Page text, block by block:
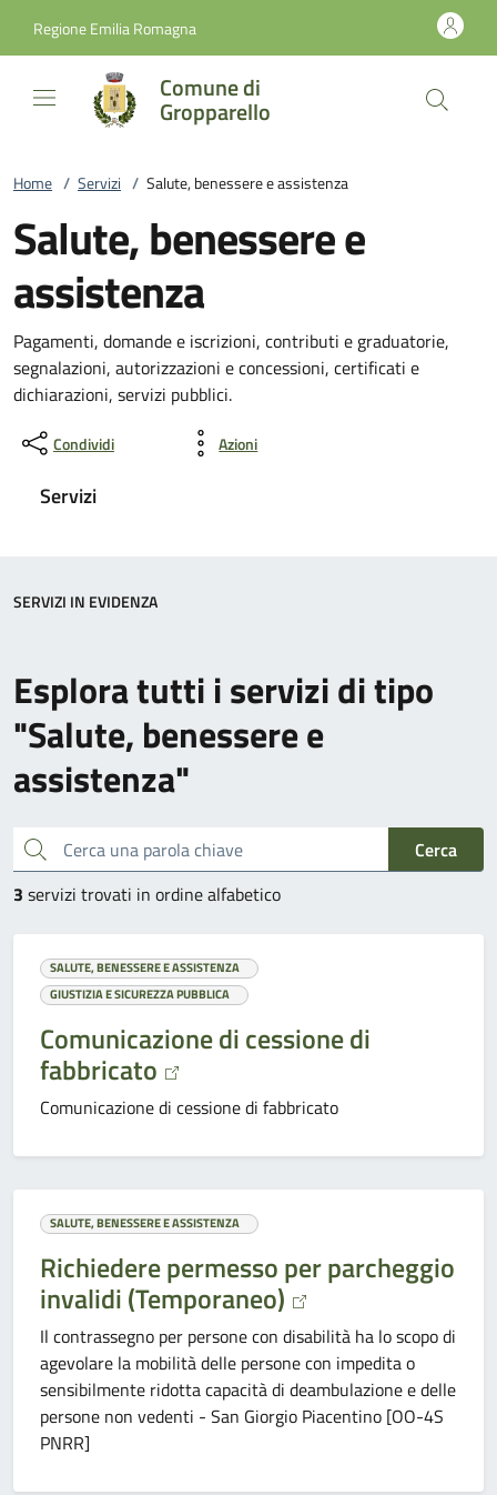
Regione Emilia Romagna
Comune di
Gropparello
Home / Servizi / Salute, benessere e assistenza
Salute, benessere e
assistenza
Pagamenti, domande e iscrizioni, contributi e graduatorie,
segnalazioni, autorizzazioni e concessioni, certificati e
dichiarazioni, servizi pubblici.
Condividi Azioni
Servizi
Esplora tutti i servizi di tipo
"Salute, benessere e
assistenza"
Cerca una parola chiave
Cerca
3 servizi trovati in ordine alfabetico
SALUTE, BENESSERE E ASSISTENZA
GIUSTIZIA E SICUREZZA PUBBLICA
Comunicazione di cessione di
fabbricato
Comunicazione di cessione di fabbricato
SALUTE, BENESSERE E ASSISTENZA
Richiedere permesso per parcheggio
invalidi (Temporaneo)
Il contrassegno per persone con disabilità ha lo scopo di
agevolare la mobilità delle persone con impedita o
sensibilmente ridotta capacità di deambulazione e delle
persone non vedenti - San Giorgio Piacentino [OO-4S
PNRR]
SERVIZI IN EVIDENZA